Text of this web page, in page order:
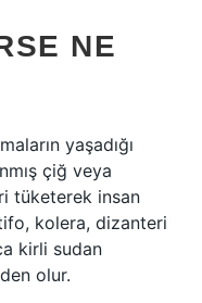
NE
yaşadığı
çiğ veya
tüketerek insan
kolera, dizanteri
kirli sudan
olur.